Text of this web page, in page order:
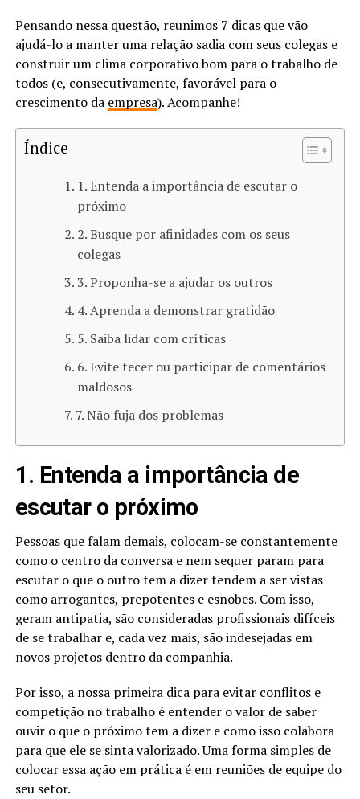
Pensando nessa questão, reunimos 7 dicas que vão
ajudá-lo a manter uma relação sadia com seus colegas e
construir um clima corporativo bom para o trabalho de
todos (e, consecutivamente, favorável para o
crescimento da empresa). Acompanhe!
Índice
1. Entenda a importância de escutar o
próximo
2. Busque por afinidades com os seus
colegas
3. Proponha-se a ajudar os outros
4. Aprenda a demonstrar gratidão
5. Saiba lidar com críticas
6. Evite tecer ou participar de comentários
maldosos
7. Não fuja dos problemas
1. Entenda a importância de
escutar o próximo
Pessoas que falam demais, colocam-se constantemente
como o centro da conversa e nem sequer param para
escutar o que o outro tem a dizer tendem a ser vistas
como arrogantes, prepotentes e esnobes. Com isso,
geram antipatia, são consideradas profissionais difíceis
de se trabalhar e, cada vez mais, são indesejadas em
novos projetos dentro da companhia.
Por isso, a nossa primeira dica para evitar conflitos e
competição no trabalho é entender o valor de saber
ouvir o que o próximo tem a dizer e como isso colabora
para que ele se sinta valorizado. Uma forma simples de
colocar essa ação em prática é em reuniões de equipe do
seu setor.